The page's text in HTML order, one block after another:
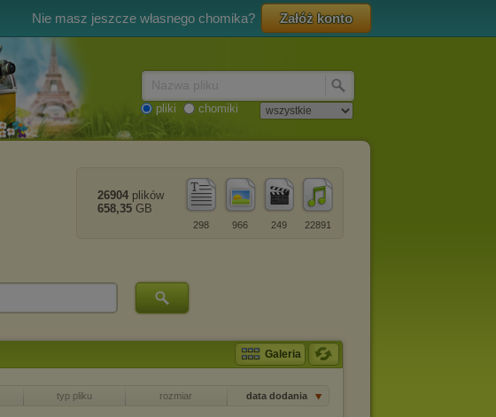
Nie masz jeszcze własnego chomika? Załóż konto
pliki chomiki
22891
249
966
298
26904 plików
658,35 GB
Galeria
typ pliku rozmiar data dodania